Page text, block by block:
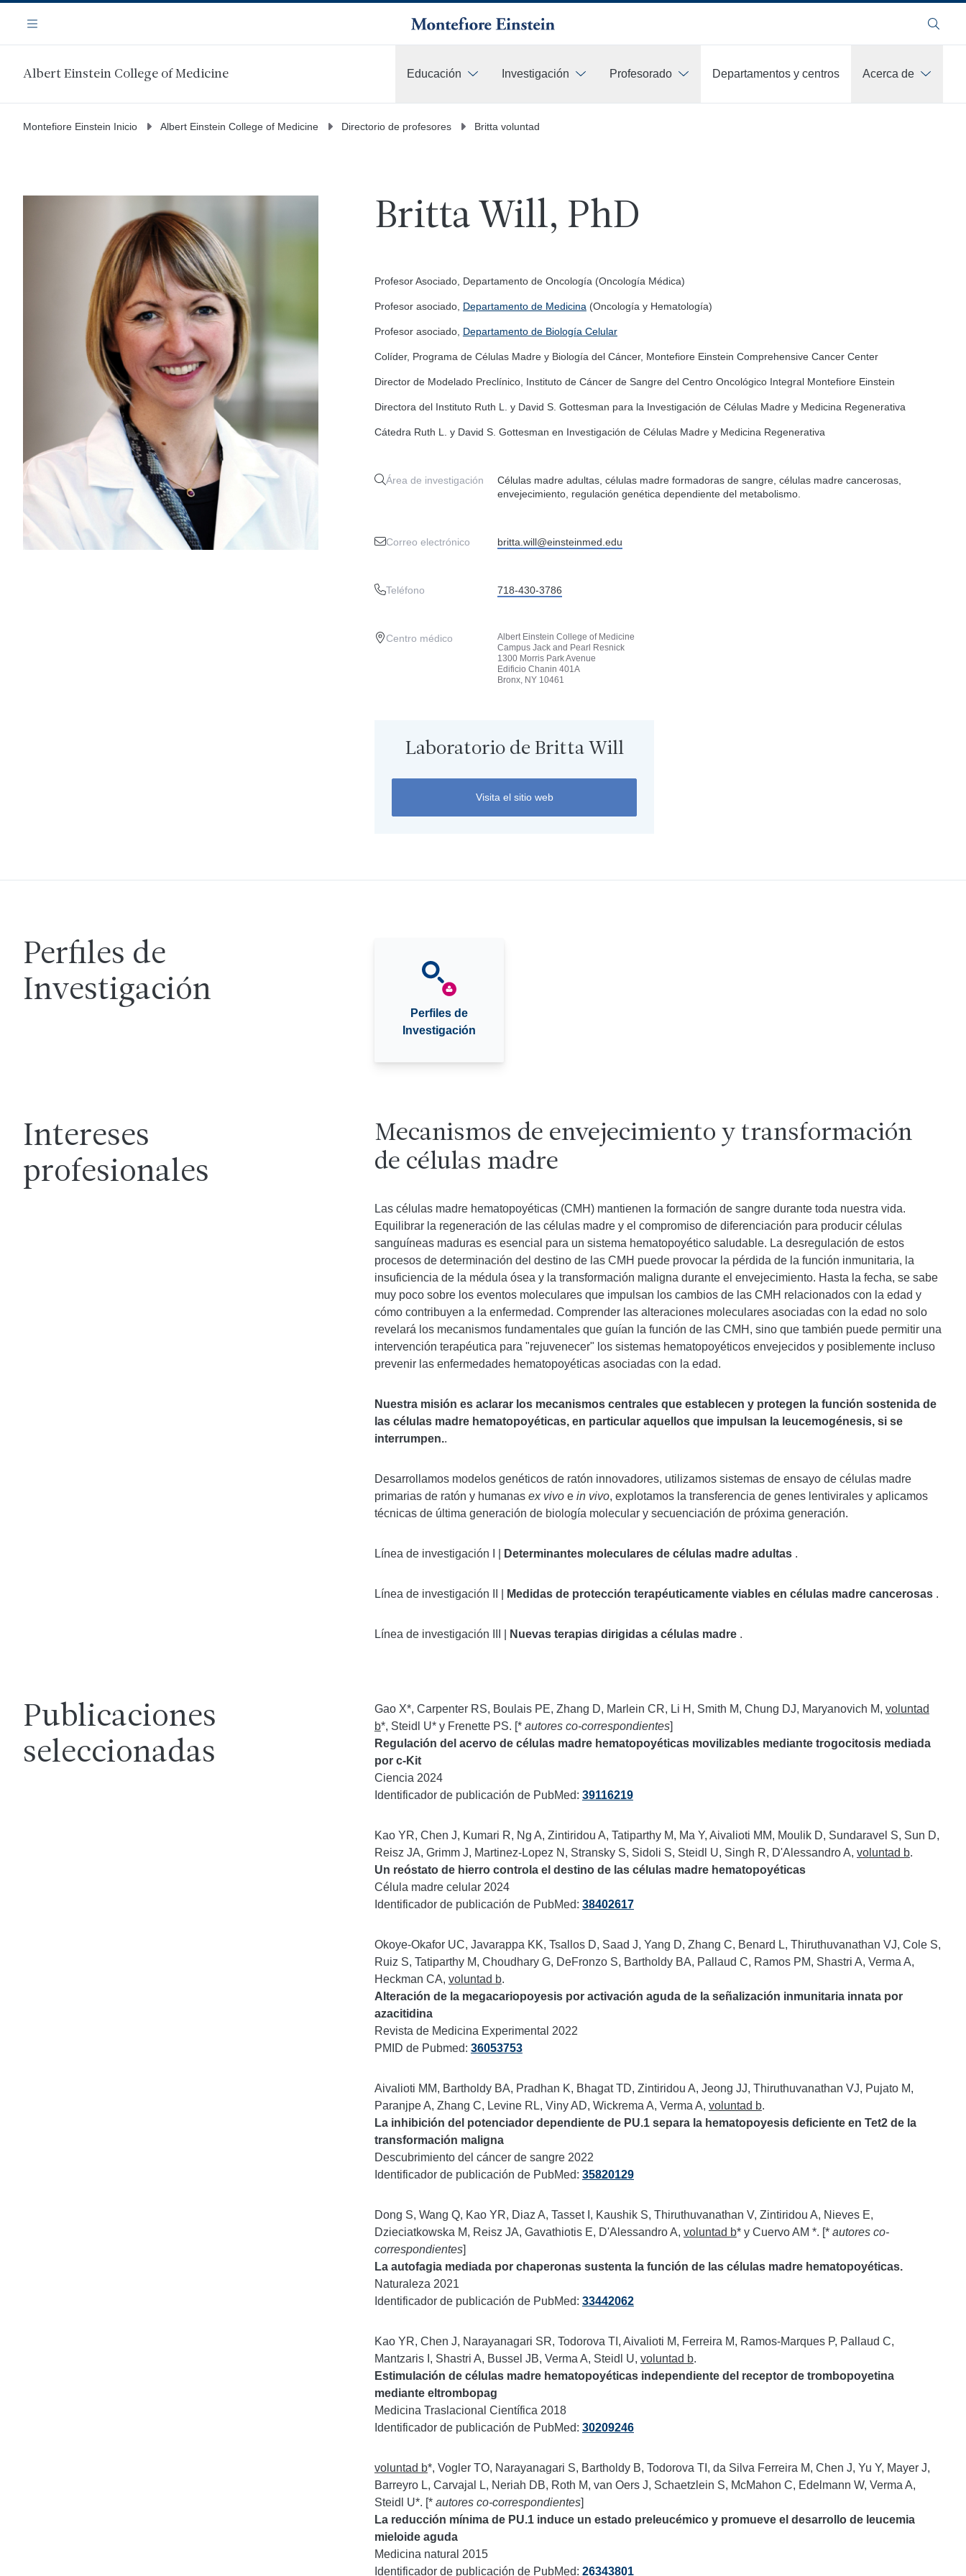
contenido
Navegación
Menú Buscar
Albert Einstein College of Medicine Educación Investigación Profesorado Departamentos y centros
Acerca de
Montefiore Einstein Inicio Albert Einstein College of Medicine Directorio de profesores Britta voluntad
Britta Will, PhD
Profesor Asociado, Departamento de Oncología (Oncología Médica)
Profesor asociado, Departamento de Medicina (Oncología y Hematología)
Profesor asociado, Departamento de Biología Celular
Colíder, Programa de Células Madre y Biología del Cáncer, Montefiore Einstein Comprehensive Cancer Center
Director de Modelado Preclínico, Instituto de Cáncer de Sangre del Centro Oncológico Integral Montefiore Einstein
Directora del Instituto Ruth L. y David S. Gottesman para la Investigación de Células Madre y Medicina Regenerativa
Cátedra Ruth L. y David S. Gottesman en Investigación de Células Madre y Medicina Regenerativa
Área de investigación
Células madre adultas, células madre formadoras de sangre, células madre cancerosas,
envejecimiento, regulación genética dependiente del metabolismo.
Correo electrónico britta.will@einsteinmed.edu
Teléfono 718-430-3786
Centro médico
Albert Einstein College of Medicine
Campus Jack and Pearl Resnick
1300 Morris Park Avenue
Edificio Chanin 401A
Bronx, NY 10461
Laboratorio de Britta Will
Visita el sitio web
Perfiles de
Investigación
Perfiles de
Investigación
Intereses
profesionales
Mecanismos de envejecimiento y transformación
de células madre
Las células madre hematopoyéticas (CMH) mantienen la formación de sangre durante toda nuestra vida.
Equilibrar la regeneración de las células madre y el compromiso de diferenciación para producir células
sanguíneas maduras es esencial para un sistema hematopoyético saludable. La desregulación de estos
procesos de determinación del destino de las CMH puede provocar la pérdida de la función inmunitaria, la
insuficiencia de la médula ósea y la transformación maligna durante el envejecimiento. Hasta la fecha, se sabe
muy poco sobre los eventos moleculares que impulsan los cambios de las CMH relacionados con la edad y
cómo contribuyen a la enfermedad. Comprender las alteraciones moleculares asociadas con la edad no solo
revelará los mecanismos fundamentales que guían la función de las CMH, sino que también puede permitir una
intervención terapéutica para "rejuvenecer" los sistemas hematopoyéticos envejecidos y posiblemente incluso
prevenir las enfermedades hematopoyéticas asociadas con la edad.
Nuestra misión es aclarar los mecanismos centrales que establecen y protegen la función sostenida de
las células madre hematopoyéticas, en particular aquellos que impulsan la leucemogénesis, si se
interrumpen..
Desarrollamos modelos genéticos de ratón innovadores, utilizamos sistemas de ensayo de células madre
primarias de ratón y humanas ex vivoe in vivo, explotamos la transferencia de genes lentivirales y aplicamos
técnicas de última generación de biología molecular y secuenciación de próxima generación.
Línea de investigación I | Determinantes moleculares de células madre adultas.
Línea de investigación II | Medidas de protección terapéuticamente viables en células madre cancerosas.
Línea de investigación III | Nuevas terapias dirigidas a células madre.
Publicaciones
seleccionadas
Gao X*, Carpenter RS, Boulais PE, Zhang D, Marlein CR, Li H, Smith M, Chung DJ, Maryanovich M, voluntad
b*, Steidl U* y Frenette PS. [* autores co-correspondientes]
Regulación del acervo de células madre hematopoyéticas movilizables mediante trogocitosis mediada
por c-Kit
Ciencia 2024
Identificador de publicación de PubMed: 39116219
Kao YR, Chen J, Kumari R, Ng A, Zintiridou A, Tatiparthy M, Ma Y, Aivalioti MM, Moulik D, Sundaravel S, Sun D,
Reisz JA, Grimm J, Martinez-Lopez N, Stransky S, Sidoli S, Steidl U, Singh R, D'Alessandro A, voluntad b.
Un reóstato de hierro controla el destino de las células madre hematopoyéticas
Célula madre celular 2024
Identificador de publicación de PubMed: 38402617
Okoye-Okafor UC, Javarappa KK, Tsallos D, Saad J, Yang D, Zhang C, Benard L, Thiruthuvanathan VJ, Cole S,
Ruiz S, Tatiparthy M, Choudhary G, DeFronzo S, Bartholdy BA, Pallaud C, Ramos PM, Shastri A, Verma A,
Heckman CA, voluntad b.
Alteración de la megacariopoyesis por activación aguda de la señalización inmunitaria innata por
azacitidina
Revista de Medicina Experimental 2022
PMID de Pubmed: 36053753
Aivalioti MM, Bartholdy BA, Pradhan K, Bhagat TD, Zintiridou A, Jeong JJ, Thiruthuvanathan VJ, Pujato M,
Paranjpe A, Zhang C, Levine RL, Viny AD, Wickrema A, Verma A, voluntad b.
La inhibición del potenciador dependiente de PU.1 separa la hematopoyesis deficiente en Tet2 de la
transformación maligna
Descubrimiento del cáncer de sangre 2022
Identificador de publicación de PubMed: 35820129
Dong S, Wang Q, Kao YR, Diaz A, Tasset I, Kaushik S, Thiruthuvanathan V, Zintiridou A, Nieves E,
Dzieciatkowska M, Reisz JA, Gavathiotis E, D'Alessandro A, voluntad b* y Cuervo AM *. [* autores co-
correspondientes]
La autofagia mediada por chaperonas sustenta la función de las células madre hematopoyéticas.
Naturaleza 2021
Identificador de publicación de PubMed: 33442062
Kao YR, Chen J, Narayanagari SR, Todorova TI, Aivalioti M, Ferreira M, Ramos-Marques P, Pallaud C,
Mantzaris I, Shastri A, Bussel JB, Verma A, Steidl U, voluntad b.
Estimulación de células madre hematopoyéticas independiente del receptor de trombopoyetina
mediante eltrombopag
Medicina Traslacional Científica 2018
Identificador de publicación de PubMed: 30209246
voluntad b*, Vogler TO, Narayanagari S, Bartholdy B, Todorova TI, da Silva Ferreira M, Chen J, Yu Y, Mayer J,
Barreyro L, Carvajal L, Neriah DB, Roth M, van Oers J, Schaetzlein S, McMahon C, Edelmann W, Verma A,
Steidl U*. [* autores co-correspondientes]
La reducción mínima de PU.1 induce un estado preleucémico y promueve el desarrollo de leucemia
mieloide aguda
Medicina natural 2015
Identificador de publicación de PubMed: 26343801